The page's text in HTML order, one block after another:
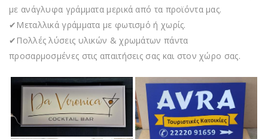
με ανάγλυφα γράμματα μερικά από τα προϊόντα μας.
✔Μεταλλικά γράμματα με φωτισμό ή χωρίς.
✔Πολλές λύσεις υλικών & χρωμάτων πάντα
προσαρμοσμένες στις απαιτήσεις σας και στον χώρο σας.